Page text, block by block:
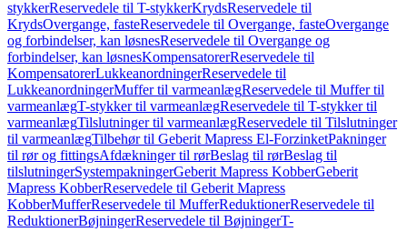
stykkerReservedele til T-stykkerKrydsReservedele til
KrydsOvergange, fasteReservedele til Overgange, fasteOvergange
og forbindelser, kan løsnesReservedele til Overgange og
forbindelser, kan løsnesKompensatorerReservedele til
KompensatorerLukkeanordningerReservedele til
LukkeanordningerMuffer til varmeanlægReservedele til Muffer til
varmeanlægT-stykker til varmeanlægReservedele til T-stykker til
varmeanlægTilslutninger til varmeanlægReservedele til Tilslutninger
til varmeanlægTilbehør til Geberit Mapress El-ForzinketPakninger
til rør og fittingsAfdækninger til rørBeslag til rørBeslag til
tilslutningerSystempakningerGeberit Mapress KobberGeberit
Mapress KobberReservedele til Geberit Mapress
KobberMufferReservedele til MufferReduktionerReservedele til
ReduktionerBøjningerReservedele til BøjningerT-